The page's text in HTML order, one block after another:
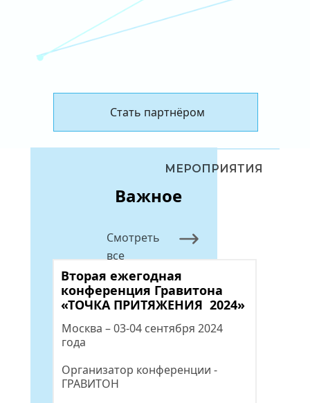
Стать партнёром
Важное
Вторая ежегодная
конференция Гравитона
«ТОЧКА ПРИТЯЖЕНИЯ  2024»
Москва – 03-04 сентября 2024
года
ГРАВИТОН
Смотреть
все
МЕРОПРИЯТИЯ